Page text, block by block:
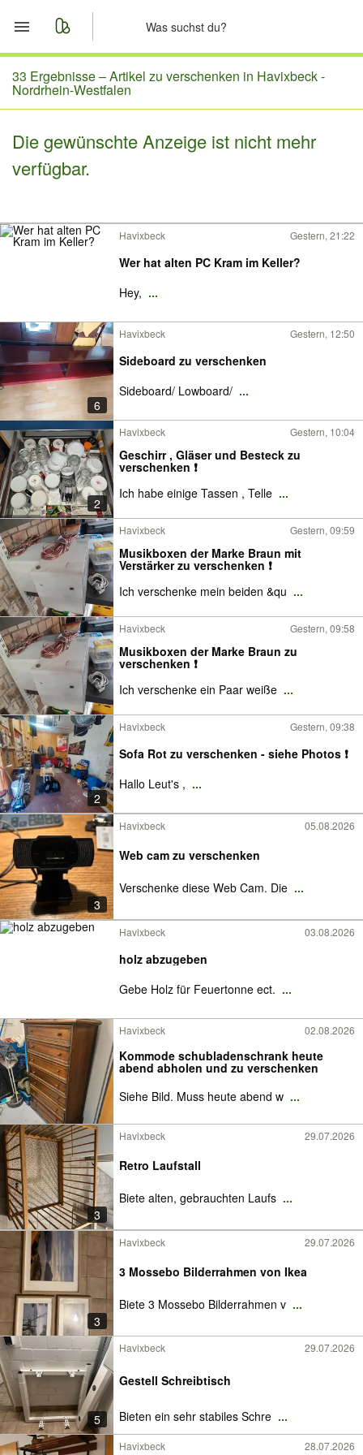
Start
Merkliste
Nachrichten
33 Ergebnisse –Artikel zu verschenken in Havixbeck -
Nordrhein-Westfalen
Die gewünschte Anzeige ist nicht mehr
verfügbar.
Havixbeck Gestern, 21:22
Wer hat alten PC Kram im Keller?
Hey, ...
6
Havixbeck Gestern, 12:50
Sideboard zu verschenken
Sideboard/ Lowboard/ ...
2
Havixbeck Gestern, 10:04
Geschirr , Gläser und Besteck zu
verschenken ❗
Ich habe einige Tassen , Telle ...
Havixbeck Gestern, 09:59
Musikboxen der Marke Braun mit
Verstärker zu verschenken ❗
Ich verschenke mein beiden &qu ...
Havixbeck Gestern, 09:58
Musikboxen der Marke Braun zu
verschenken ❗
Ich verschenke ein Paar weiße ...
2
Havixbeck Gestern, 09:38
Sofa Rot zu verschenken - siehe Photos ❗
Hallo Leut's , ...
3
Havixbeck 05.08.2026
Web cam zu verschenken
Verschenke diese Web Cam. Die ...
Havixbeck 03.08.2026
holz abzugeben
Gebe Holz für Feuertonne ect. ...
Havixbeck 02.08.2026
Kommode schubladenschrank heute
abend abholen und zu verschenken
Siehe Bild. Muss heute abend w ...
3
Havixbeck 29.07.2026
Retro Laufstall
Biete alten, gebrauchten Laufs ...
3
Havixbeck 29.07.2026
3 Mossebo Bilderrahmen von Ikea
Biete 3 Mossebo Bilderrahmen v ...
5
Havixbeck 29.07.2026
Gestell Schreibtisch
Bieten ein sehr stabiles Schre ...
Havixbeck 28.07.2026